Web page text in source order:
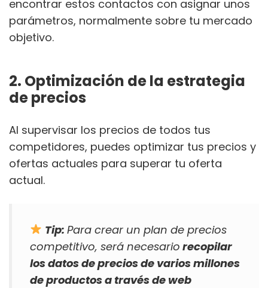
encontrar estos contactos con asignar unos
parámetros, normalmente sobre tu mercado
objetivo.
2. Optimización de la estrategia
de precios
Al supervisar los precios de todos tus
competidores, puedes optimizar tus precios y
ofertas actuales para superar tu oferta
actual.
Tip: Para crear un plan de precios
competitivo, será necesario recopilar
los datos de precios de varios millones
de productos a través de web